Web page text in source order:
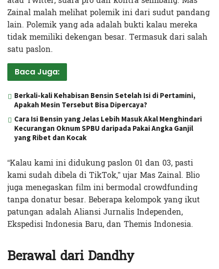
Zainal malah melihat polemik ini dari sudut pandang
lain. Polemik yang ada adalah bukti kalau mereka
tidak memiliki dekengan besar. Termasuk dari salah
satu paslon.
Baca Juga:
Berkali-kali Kehabisan Bensin Setelah Isi di Pertamini,
Apakah Mesin Tersebut Bisa Dipercaya?
Cara Isi Bensin yang Jelas Lebih Masuk Akal Menghindari
Kecurangan Oknum SPBU daripada Pakai Angka Ganjil
yang Ribet dan Kocak
“Kalau kami ini didukung paslon 01 dan 03, pasti
kami sudah dibela di TikTok,” ujar Mas Zainal. Blio
juga menegaskan film ini bermodal crowdfunding
tanpa donatur besar. Beberapa kelompok yang ikut
patungan adalah Aliansi Jurnalis Independen,
Ekspedisi Indonesia Baru, dan Themis Indonesia.
Berawal dari Dandhy